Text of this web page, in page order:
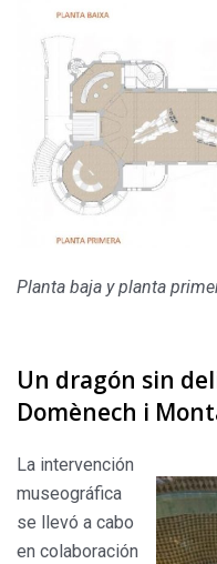
Planta baja y planta
Un dragón sin
Domènech i
La intervención
museográfica
se llevó a cabo
en colaboración